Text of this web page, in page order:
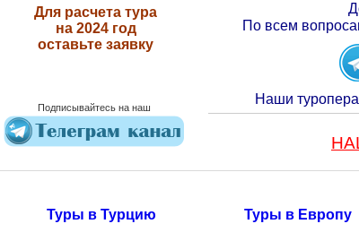
Для расчета тура
на 2024 год
оставьте заявку
Подписывайтесь на наш
По всем
Наши
Туры в Турцию Туры в Европу